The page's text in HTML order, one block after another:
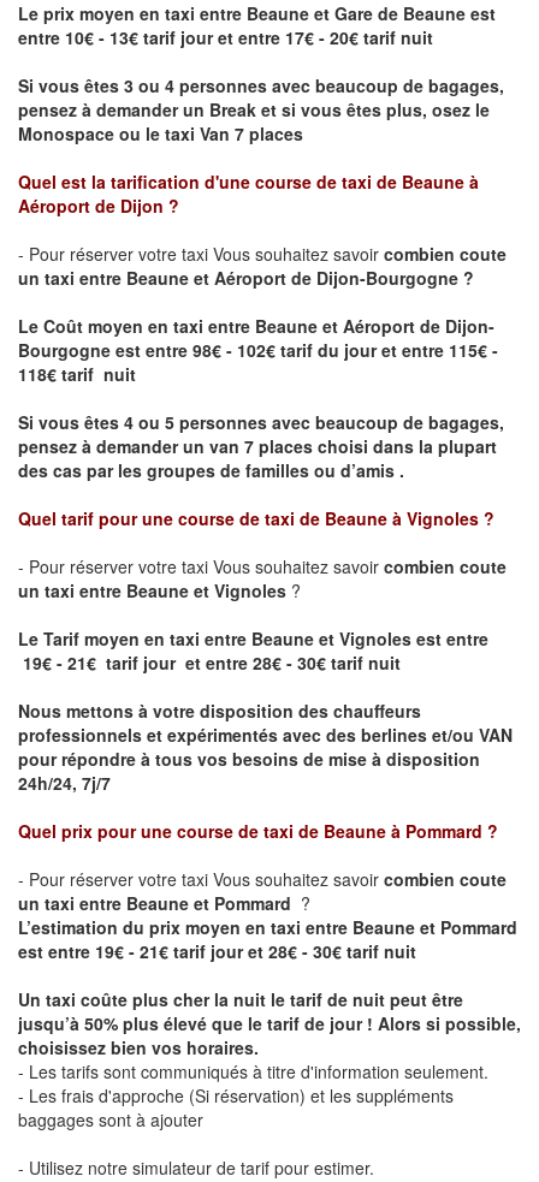
Le prix moyen en taxi entre Beaune et Gare de Beaune est
entre 10€ - 13€ tarif jour et entre 17€ - 20€ tarif nuit
Si vous êtes 3 ou 4 personnes avec beaucoup de bagages,
pensez à demander un Break et si vous êtes plus, osez le
Monospace ou le taxi Van 7 places
Quel est la tarification d'une course de taxi de Beaune à
Aéroport de Dijon ?
- Pour réserver votre taxi Vous souhaitez savoir combien coute
un taxi entre Beaune et Aéroport de Dijon-Bourgogne ?
Le Coût moyen en taxi entre Beaune et Aéroport de Dijon-
Bourgogne est entre 98€ - 102€ tarif du jour et entre 115€ -
118€ tarif nuit
Si vous êtes 4 ou 5 personnes avec beaucoup de bagages,
pensez à demander un van 7 places choisi dans la plupart
des cas par les groupes de familles ou d’amis .
Quel tarif pour une course de taxi de Beaune à Vignoles ?
- Pour réserver votre taxi Vous souhaitez savoir combien coute
un taxi entre Beaune et Vignoles ?
Le Tarif moyen en taxi entre Beaune et Vignoles est entre
19€ - 21€ tarif jour et entre 28€ - 30€ tarif nuit
Nous mettons à votre disposition des chauffeurs
professionnels et expérimentés avec des berlines et/ou VAN
pour répondre à tous vos besoins de mise à disposition
24h/24, 7j/7
Quel prix pour une course de taxi de Beaune à Pommard ?
- Pour réserver votre taxi Vous souhaitez savoir combien coute
un taxi entre Beaune et Pommard ?
L’estimation du prix moyen en taxi entre Beaune et Pommard
est entre 19€ - 21€ tarif jour et 28€ - 30€ tarif nuit
Un taxi coûte plus cher la nuit le tarif de nuit peut être
jusqu’à 50% plus élevé que le tarif de jour ! Alors si possible,
choisissez bien vos horaires.
- Les tarifs sont communiqués à titre d'information seulement.
- Les frais d'approche (Si réservation) et les suppléments
baggages sont à ajouter
- Utilisez notre simulateur de tarif pour estimer.